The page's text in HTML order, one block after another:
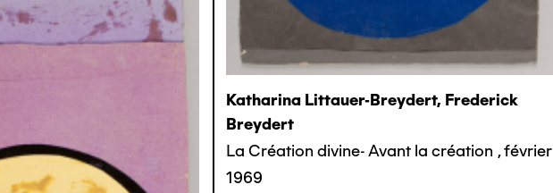
Katharina Littauer-Breydert, Frederick
Breydert
La Création divine- Avant la création ,février
1969